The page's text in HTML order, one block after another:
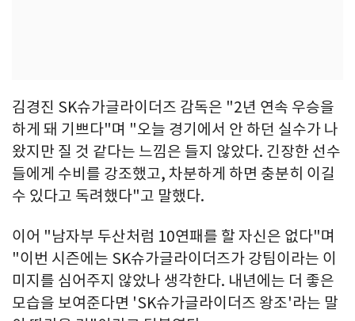
김경진 SK슈가글라이더즈 감독은 "2년 연속 우승을
하게 돼 기쁘다"며 "오늘 경기에서 안 하던 실수가 나
왔지만 질 것 같다는 느낌은 들지 않았다. 긴장한 선수
들에게 수비를 강조했고, 차분하게 하면 충분히 이길
수 있다고 독려했다"고 말했다.
이어 "남자부 두산처럼 10연패를 할 자신은 없다"며
"이번 시즌에는 SK슈가글라이더즈가 강팀이라는 이
미지를 심어주지 않았나 생각한다. 내년에는 더 좋은
모습을 보여준다면 'SK슈가글라이더즈 왕조'라는 말